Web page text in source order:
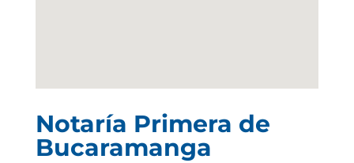
Notaría Primera de
Bucaramanga